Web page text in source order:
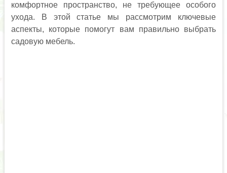
комфортное пространство, не требующее особого
ухода. В этой статье мы рассмотрим ключевые
аспекты, которые помогут вам правильно выбрать
садовую мебель.